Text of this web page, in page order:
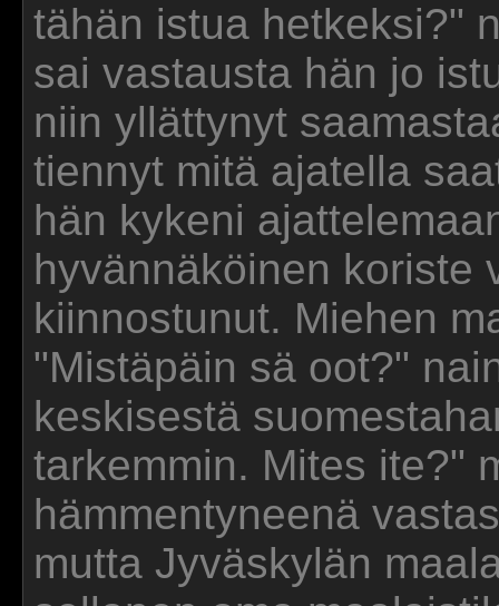
tähän istua hetkeksi?"
sai vastausta hän jo
niin yllättynyt
tiennyt mitä ajatella
hän kykeni
hyvännäköinen koriste
kiinnostunut. Miehen
"Mistäpäin sä oot?"
keskisestä
tarkemmin. Mites ite?"
hämmentyneenä
mutta Jyväskylän